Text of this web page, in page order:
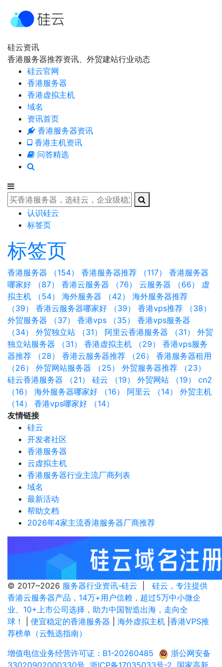
硅云资讯
香港服务器推荐资讯、外贸建站行业动态
硅云官网
香港服务器
香港虚拟主机
域名
资讯首页
香港服务器资讯
香港主机资讯
问答精选
认识硅云
标签页
标签页
香港服务器 （154） 香港服务器推荐 （117）
香港服务器
哪家好 （87）
香港云服务器 （76） 云服务器 （66）
虚
拟主机 （54）
海外服务器 （42）
海外服务器推荐
（39）
香港云服务器哪家好 （39）
香港vps推荐 （38）
外贸服务器 （37）
香港vps （35）
香港vps服务器
（34）
外贸独立站 （31） 阿里云香港服务器 （31）
外贸
独立站服务器 （31）
香港虚拟主机 （29）
香港vps服务
器推荐 （28）
香港云服务器推荐 （26）
香港服务器租用
（26）
外贸网站服务器 （25）
外贸服务器推荐 （23）
硅云香港服务器 （21）
硅云 （19） 外贸网站 （19）
cn2
（16）
海外服务器哪家好 （16） 阿里云 （14）
外贸主机
（14）
香港vps哪家好 （14）
友情链接
硅云
开发者社区
香港服务器
云虚拟主机
香港服务器行业主流厂商列表
域名
最新活动
帮助文档
2026年4家主流香港服务器厂商推荐
© 2017~2026 服务器行业资讯-硅云
硅云，专注提供
香港云服务器产品，14万+用户信赖，超过5万中小微企
业、10+上市公司选择，助力中国智造出海，走向全
球！
便宜稳定的香港服务器 海外虚拟主机 香港VPS推
荐榜单（云甄选指南）
增值电信业务经营许可证：B1-20260485
浙公网安备
33020902000330号 浙ICP备17035033号-2 国家高新